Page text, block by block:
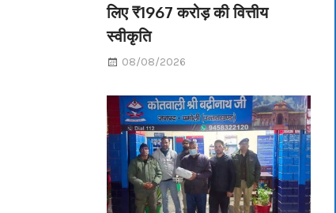
लिए ₹1967 करोड़ की वित्तीय
स्वीकृति
08/08/2026